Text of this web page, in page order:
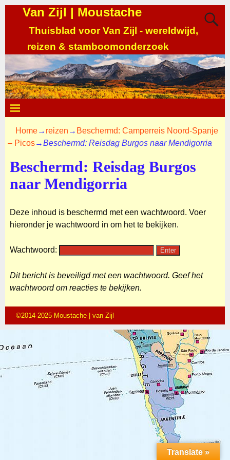
Van Zijl | Moustache
Thuisblad voor Van Zijl - wereldwijd,
reizen & stamboomonderzoek
Home→ reizen → Beschermd: Camperreis Noord-Spanje
– Picos→Beschermd: Reisdag Burgos naar Mendigorria
Beschermd: Reisdag Burgos
naar Mendigorria
Deze inhoud is beschermd met een wachtwoord. Voer
hieronder je wachtwoord in om het te bekijken.
Wachtwoord:
Dit bericht is beveiligd met een wachtwoord. Geef het
wachtwoord om reacties te bekijken.
©2014-2025 Moustache | van Zijl
Translate »